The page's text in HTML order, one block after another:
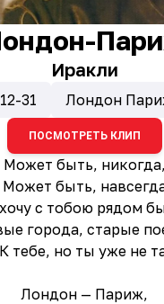
Иракли
31 Лондон
ПОСМОТРЕТЬ КЛИП
Может быть, никогда,
Может быть,
с тобою рядом
города, старые
К тебе, но ты уже не
Лондон — Париж,